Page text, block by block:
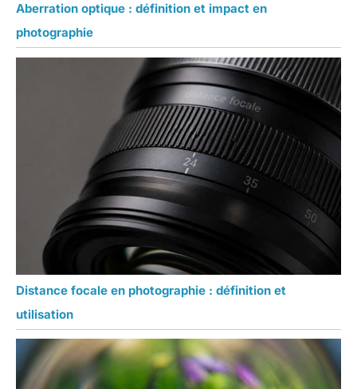
Aberration optique : définition et impact en
photographie
Distance focale en photographie : définition et
utilisation